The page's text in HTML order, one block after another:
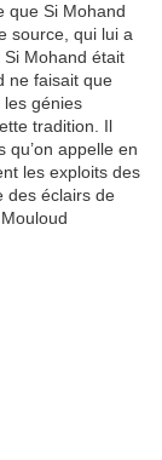
que Si Mohand
source, qui lui a
Si Mohand était
ne faisait que
les génies
tradition. Il
qu’on appelle en
les exploits des
des éclairs de